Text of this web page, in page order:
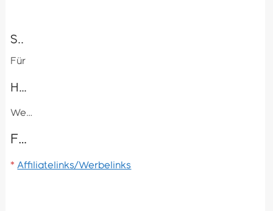
S..
Für
H…
We…
F…
*Affiliatelinks/Werbelinks